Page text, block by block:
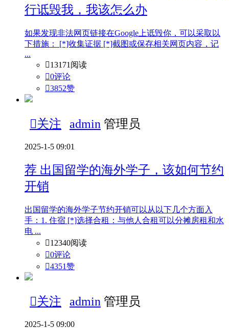
行诋毁我，我该怎么办
如果发现非法网页链接在Google上诋毁你，可以采取以
下措施： [*]收集证据 [*]截图或保存相关网页内容，记
...
13171阅读
0评论
3852赞
关注 admin 管理员
2025-1-5 09:01
荐 出国留学的海外学子，该如何节约
开销
出国留学的海外学子节约开销可以从以下几个方面入
手：1. 住宿 [*]选择合租：与他人合租可以分摊房租和水
电 ...
12340阅读
0评论
4351赞
关注 admin 管理员
2025-1-5 09:00